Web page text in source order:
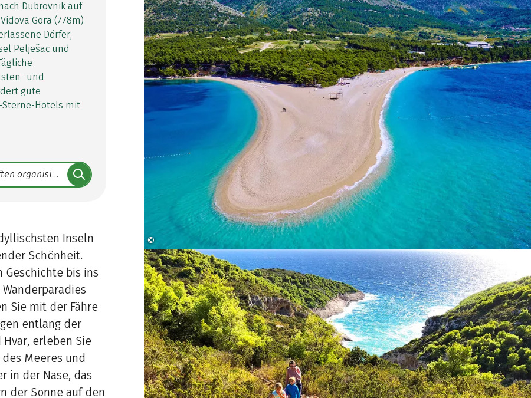
Dubrovnik auf
Gora (778m)
Dörfer,
Pelješac und
und
gute
Hotels mit
Inseln
Schönheit.
Geschichte bis ins
Sie mit der Fähre
entlang der
erleben Sie
Meeres und
in der Nase, das
der Sonne auf den
© Tuul and Bruno Morandi